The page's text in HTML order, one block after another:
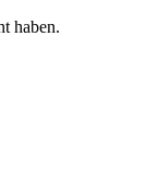
haben.